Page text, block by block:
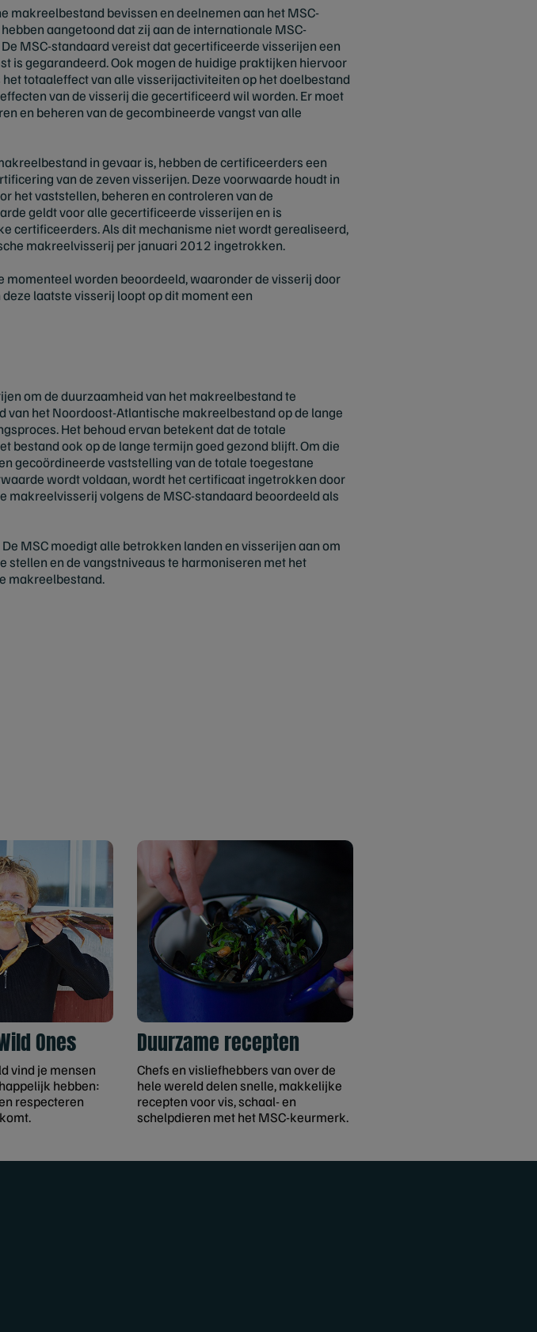
makreelbestand bevissen en deelnemen aan het MSC-
aangetoond dat zij aan de internationale MSC-
MSC-standaard vereist dat gecertificeerde visserijen een
is gegarandeerd. Ook mogen de huidige praktijken hiervoor
totaaleffect van alle visserijactiviteiten op het doelbestand
van de visserij die gecertificeerd wil worden. Er moet
en beheren van de gecombineerde vangst van alle
in gevaar is, hebben de certificeerders een
van de zeven visserijen. Deze voorwaarde houdt in
het vaststellen, beheren en controleren van de
geldt voor alle gecertificeerde visserijen en is
certificeerders. Als dit mechanisme niet wordt gerealiseerd,
makreelvisserij per januari 2012 ingetrokken.
worden beoordeeld, waaronder de visserij door
laatste visserij loopt op dit moment een
om de duurzaamheid van het makreelbestand te
het Noordoost-Atlantische makreelbestand op de lange
Het behoud ervan betekent dat de totale
bestand ook op de lange termijn goed gezond blijft. Om die
gecoördineerde vaststelling van de totale toegestane
wordt voldaan, wordt het certificaat ingetrokken door
volgens de MSC-standaard beoordeeld als
MSC moedigt alle betrokken landen en visserijen aan om
en de vangstniveaus te harmoniseren met het
makreelbestand.
Ones
vind je mensen
hebben:
respecteren
Duurzame recepten
Chefs en visliefhebbers van over de
hele wereld delen snelle, makkelijke
recepten voor vis, schaal- en
schelpdieren met het MSC-keurmerk.